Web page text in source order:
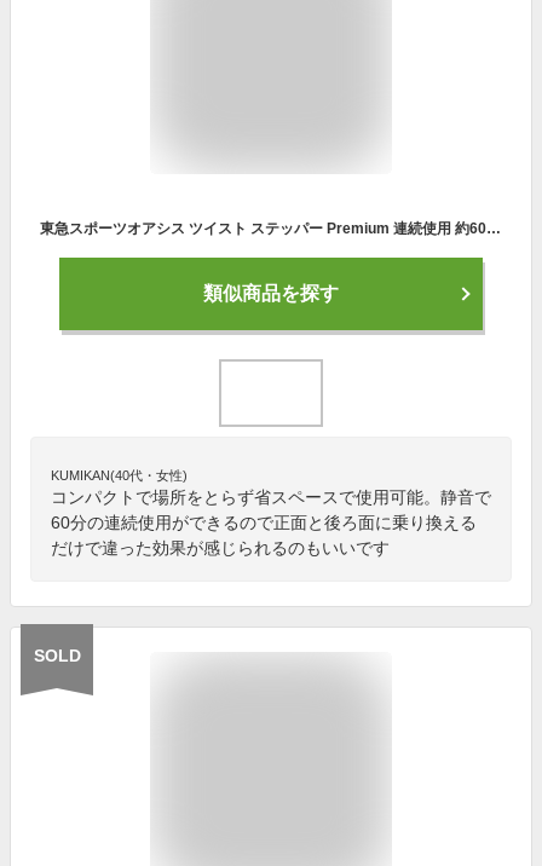
東急スポーツオアシス ツイスト ステッパー Premium 連続使用 約60分 静音 SP-400 ブラック
類似商品を探す
KUMIKAN(40代・女性)
コンパクトで場所をとらず省スペースで使用可能。静音で
60分の連続使用ができるので正面と後ろ面に乗り換える
だけで違った効果が感じられるのもいいです
SOLD